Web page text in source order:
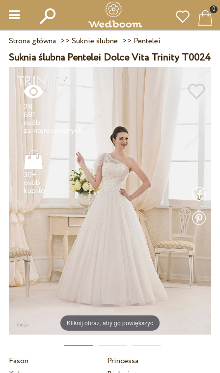
0
Strona główna >> Suknie ślubne >> Pentelei
Suknia ślubna Pentelei Dolce Vita Trinity T0024
Kliknij obraz, aby go powiększyć
28
681
osób
30+
osób
Fason
Princessa